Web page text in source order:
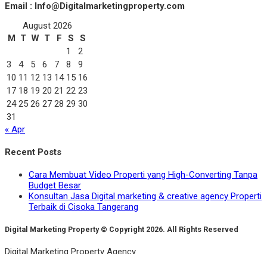
Email : Info@Digitalmarketingproperty.com
August 2026
M
T W T F S
S
1
2
3
4 5 6 7 8
9
10 11 12 13 14 15 16
17 18 19 20 21 22 23
24 25 26 27 28 29 30
31
« Apr
Recent Posts
Cara Membuat Video Properti yang High-Converting Tanpa
Budget Besar
Konsultan Jasa Digital marketing & creative agency Properti
Terbaik di Cisoka Tangerang
Digital Marketing Property © Copyright 2026. All Rights Reserved
Digital Marketing Property Agency